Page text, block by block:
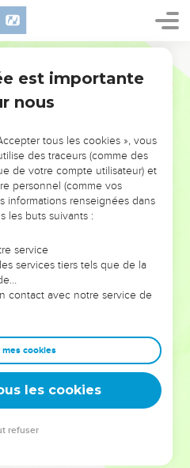
L’ÉVÉNEMENT
!
VOUS ÉVITER LES
?
moins les doutes, les erreurs
traversés, alors même que ce
ont façonnés.
entrepreneurs, et responsables
sagesse afin que leurs erreurs
vous guidiez un ministère, une
leur expérience est faite
est importante
nous
tous les cookies », vous
des traceurs (comme des
de votre compte utilisateur) et
personnel (comme vos
informations renseignées dans
les buts suivants :
service
services tiers tels que de la
contact avec notre service de
mes cookies
les cookies
refuser